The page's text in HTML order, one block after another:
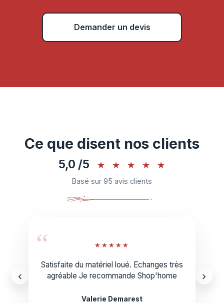
Demander un devis
Ce que disent nos clients
5,0 /5 ★ ★ ★ ★ ★
Basé sur 95 avis clients
‹
★ ★ ★ ★ ★
“
Satisfaite du matériel loué. Echanges très
agréable Je recommande Shop'home
Valerie Demarest
›